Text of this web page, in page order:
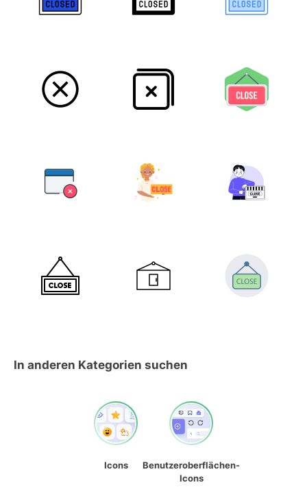
In anderen Kategorien suchen
Icons
Benutzeroberflächen-
Icons